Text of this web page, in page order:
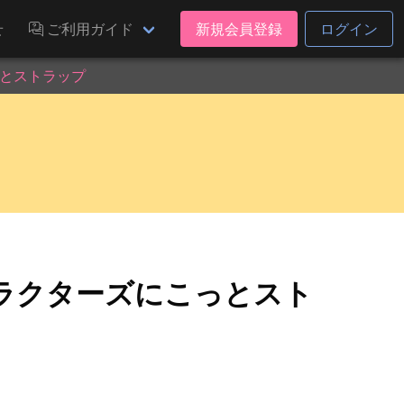
ご利用ガイド 新規会員登録 ログイン
ストラップ
ターズにこっとスト